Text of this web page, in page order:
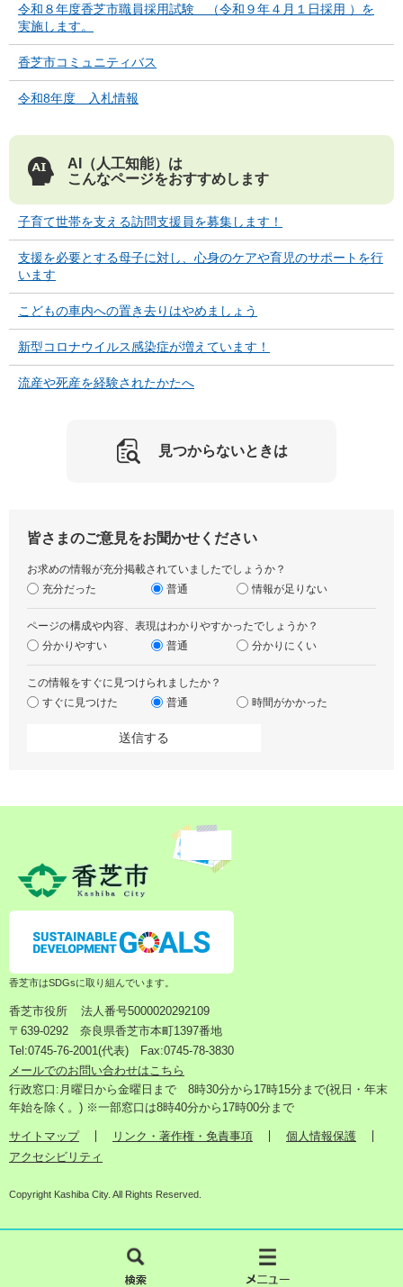
令和８年度香芝市職員採用試験 （令和９年４月１日採用 ）を
実施します。
香芝市コミュニティバス
令和8年度 入札情報
AI（人工知能）は
こんなページをおすすめします
子育て世帯を支える訪問支援員を募集します！
支援を必要とする母子に対し、心身のケアや育児のサポートを行
います
こどもの車内への置き去りはやめましょう
新型コロナウイルス感染症が増えています！
流産や死産を経験されたかたへ
見つからないときは
皆さまのご意見をお聞かせください
お求めの情報が充分掲載されていましたでしょうか？
充分だった
普通 情報が足りない
ページの構成や内容、表現はわかりやすかったでしょうか？
分かりやすい
普通 分かりにくい
この情報をすぐに見つけられましたか？
すぐに見つけた
普通 時間がかかった
香芝市はSDGsに取り組んでいます。
香芝市役所
法人番号5000020292109
〒639-0292 奈良県香芝市本町1397番地
Tel:0745-76-2001(代表) Fax:0745-78-3830
メールでのお問い合わせはこちら
行政窓口:月曜日から金曜日まで 8時30分から17時15分まで(祝日・年末
年始を除く。) ※一部窓口は8時40分から17時00分まで
サイトマップ リンク・著作権・免責事項
個人情報保護
アクセシビリティ
Copyright Kashiba City. All Rights Reserved.